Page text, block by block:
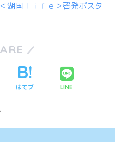
＜湖国ｌｉｆｅ＞啓発ポスタ
はてブ LINE